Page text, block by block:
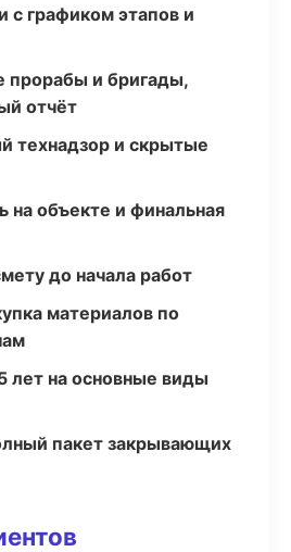
с графиком этапов и
прорабы и бригады,
отчёт
технадзор и скрытые
на объекте и финальная
до начала работ
материалов по
лет на основные виды
пакет закрывающих